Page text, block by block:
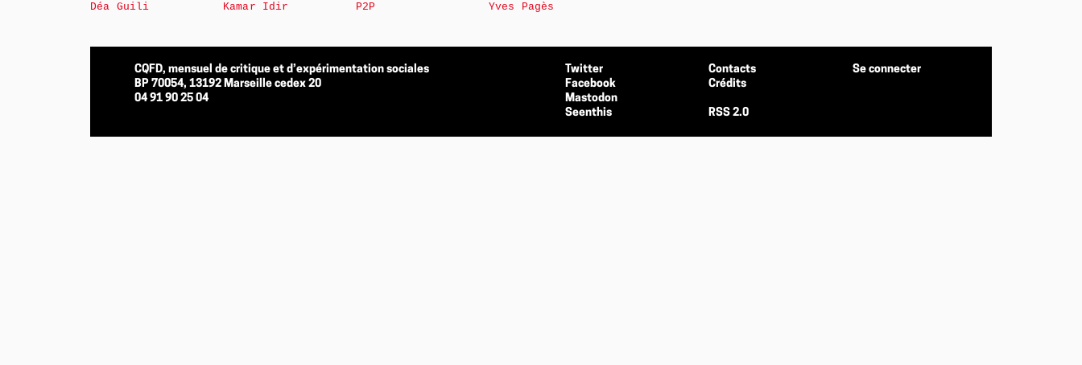
Déa Guili
Kamar Idir
P2P
Yves Pagès
CQFD, mensuel de critique et d’expérimentation sociales
BP 70054, 13192 Marseille cedex 20
04 91 90 25 04
Twitter
Facebook
Mastodon
Seenthis
Contacts
Crédits
RSS 2.0
Se connecter